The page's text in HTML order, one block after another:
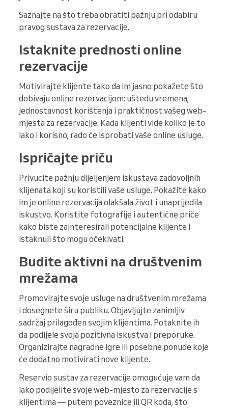
Saznajte na što treba obratiti pažnju pri odabiru
pravog sustava za rezervacije.
Istaknite prednosti online
rezervacije
Motivirajte klijente tako da im jasno pokažete što
dobivaju online rezervacijom: uštedu vremena,
jednostavnost korištenja i praktičnost vašeg web-
mjesta za rezervacije. Kada klijenti vide koliko je to
lako i korisno, rado će isprobati vaše online usluge.
Ispričajte priču
Privucite pažnju dijeljenjem iskustava zadovoljnih
klijenata koji su koristili vaše usluge. Pokažite kako
im je online rezervacija olakšala život i unaprijedila
iskustvo. Koristite fotografije i autentične priče
kako biste zainteresirali potencijalne klijente i
istaknuli što mogu očekivati.
Budite aktivni na društvenim
mrežama
Promovirajte svoje usluge na društvenim mrežama
i dosegnete širu publiku. Objavljujte zanimljiv
sadržaj prilagođen svojim klijentima. Potaknite ih
da podijele svoja pozitivna iskustva i preporuke.
Organizirajte nagradne igre ili posebne ponude koje
će dodatno motivirati nove klijente.
Reservio sustav za rezervacije omogućuje vam da
lako podijelite svoje web-mjesto za rezervacije s
klijentima — putem poveznice ili QR koda, što